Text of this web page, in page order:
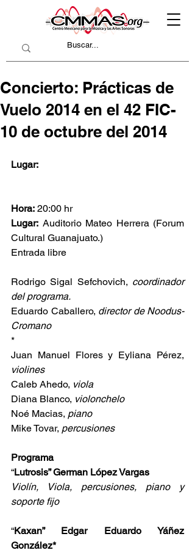
Concierto: Prácticas de
Vuelo 2014 en el 42 FIC-
10 de octubre del 2014
Lugar:
Hora: 20:00 hr
Lugar: Auditorio Mateo Herrera (Forum
Cultural Guanajuato.)
Entrada libre
Rodrigo Sigal Sefchovich, coordinador
del programa.
Eduardo Caballero, director de Noodus-
Cromano
*
violines
Caleb Ahedo, viola
Diana Blanco, violonchelo
Noé Macias, piano
Mike Tovar, percusiones
Programa
“Lutrosis” German López Vargas
Violín, Viola, percusiones, piano y
soporte fijo
“Kaxan” Edgar Eduardo Yáñez
González*